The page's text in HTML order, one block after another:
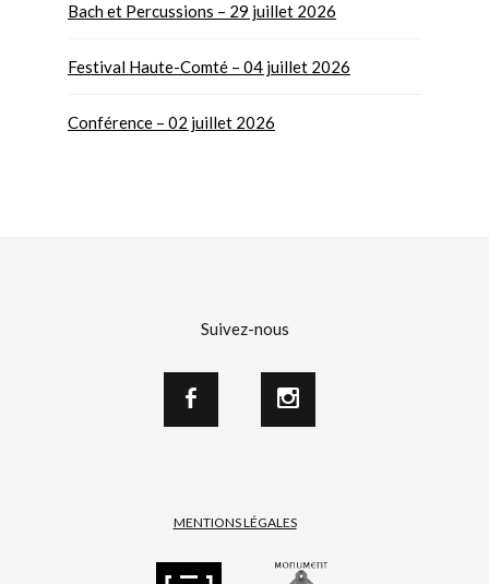
Bach et Percussions – 29 juillet 2026
Festival Haute-Comté – 04 juillet 2026
Conférence – 02 juillet 2026
Suivez-nous
MENTIONS LÉGALES